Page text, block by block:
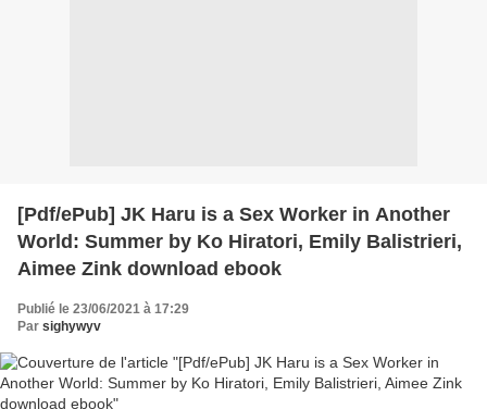
[Pdf/ePub] JK Haru is a Sex Worker in Another
World: Summer by Ko Hiratori, Emily Balistrieri,
Aimee Zink download ebook
Publié le 23/06/2021 à 17:29
Par sighywyv